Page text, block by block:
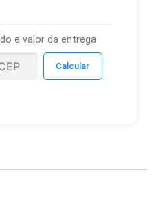
e valor da entrega